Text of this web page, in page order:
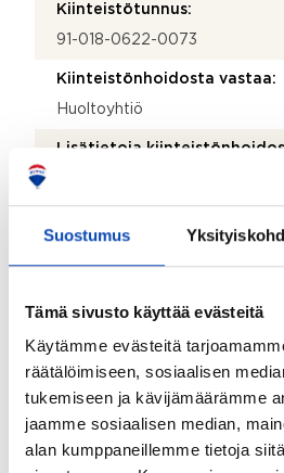
Suostumus
Tämä sivusto käyttää evästeitä
Käytämme evästeitä
räätälöimiseen, sosiaalisen
tukemiseen ja kävijämäärämme
jaamme sosiaalisen median,
alan kumppaneillemme tietoja
Kiinteistötunnus:
91-018-0622-0073
Kiinteistönhoidosta vastaa:
Huoltoyhtiö
Lisätietoja
Sähköposti:
toimisto@paaovi.fi
Puhelinnumero: